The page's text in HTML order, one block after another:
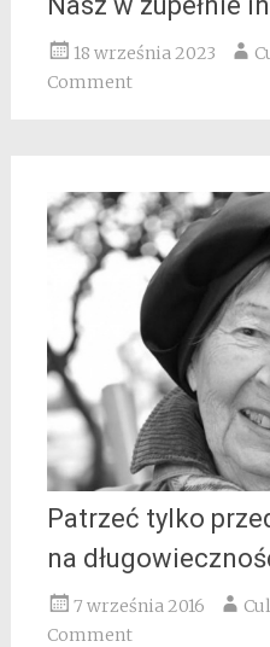
18 września 2023
Comment
Patrzeć tylko
na
7 września 2016
Comment